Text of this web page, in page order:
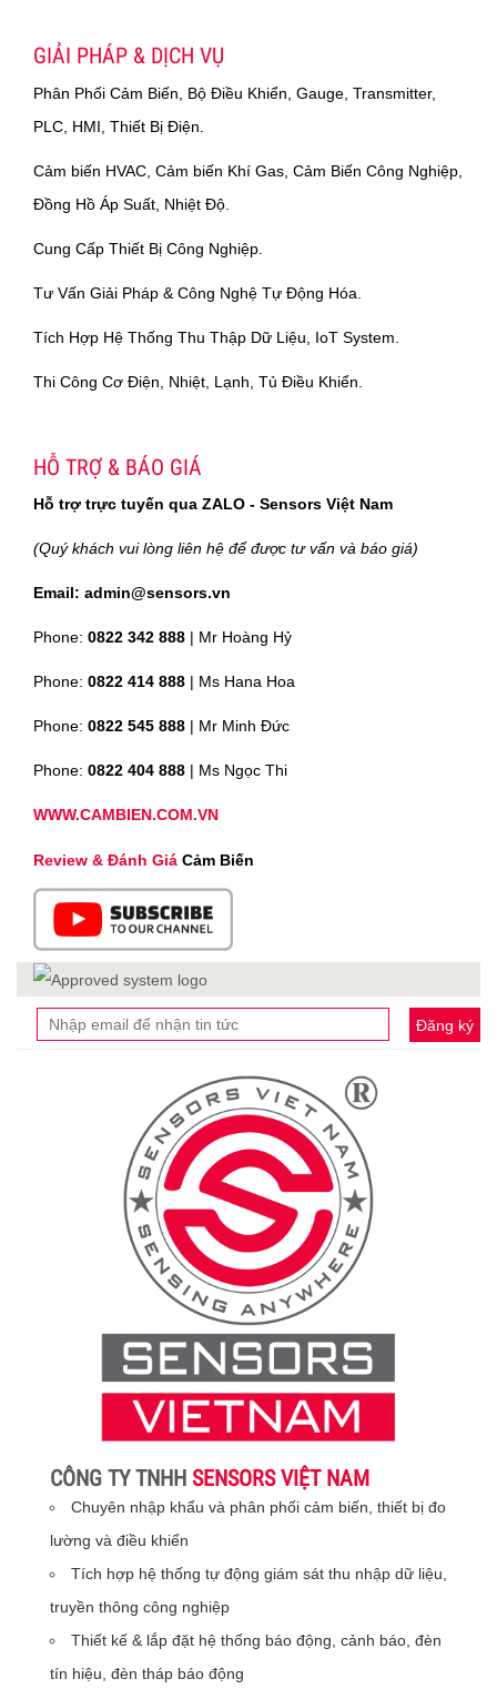
GIẢI PHÁP & DỊCH VỤ
Phân Phối Cảm Biến, Bộ Điều Khiển, Gauge, Transmitter,
PLC, HMI, Thiết Bị Điện.
Cảm biến HVAC, Cảm biến Khí Gas, Cảm Biến Công Nghiệp,
Đồng Hồ Áp Suất, Nhiệt Độ.
Cung Cấp Thiết Bị Công Nghiệp.
Tư Vấn Giải Pháp & Công Nghệ Tự Động Hóa.
Tích Hợp Hệ Thống Thu Thập Dữ Liệu, IoT System.
Thi Công Cơ Điện, Nhiệt, Lạnh, Tủ Điều Khiển.
HỖ TRỢ & BÁO GIÁ
Hỗ trợ trực tuyến qua ZALO - Sensors Việt Nam
(Quý khách vui lòng liên hệ để được tư vấn và báo giá)
Email: admin@sensors.vn
Phone: 0822 342 888 | Mr Hoàng Hỷ
Phone: 0822 414 888 | Ms Hana Hoa
Phone: 0822 545 888 | Mr Minh Đức
Phone: 0822 404 888 | Ms Ngọc Thi
WWW.CAMBIEN.COM.VN
Review & Đánh Giá Cảm Biến
Đăng ký
CÔNG TY TNHH SENSORS VIỆT NAM
Chuyên nhập khẩu và phân phối cảm biến, thiết bị đo
lường và điều khiển
Tích hợp hệ thống tự động giám sát thu nhập dữ liệu,
truyền thông công nghiệp
Thiết kế & lắp đặt hệ thống báo động, cảnh báo, đèn
tín hiệu, đèn tháp báo động